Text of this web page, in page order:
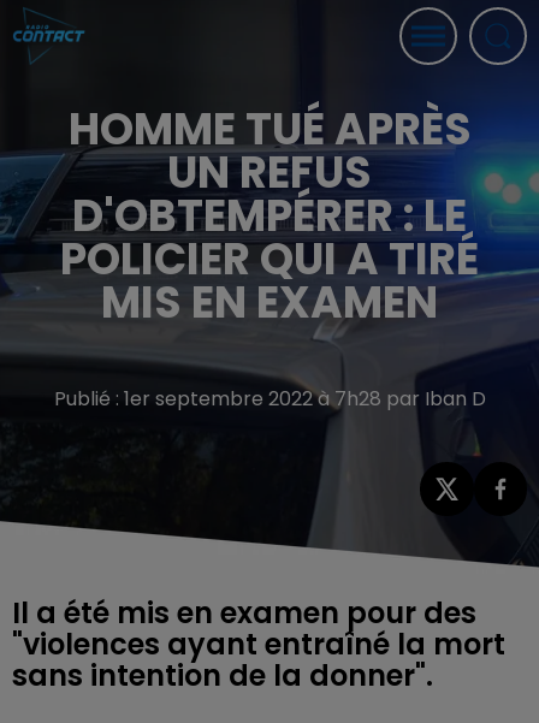
HOMME TUÉ APRÈS
UN REFUS
D'OBTEMPÉRER : LE
POLICIER QUI A TIRÉ
MIS EN EXAMEN
Publié : 1er septembre 2022 à 7h28 par Iban D
Il a été mis en examen pour des
"violences ayant entraîné la mort
sans intention de la donner".